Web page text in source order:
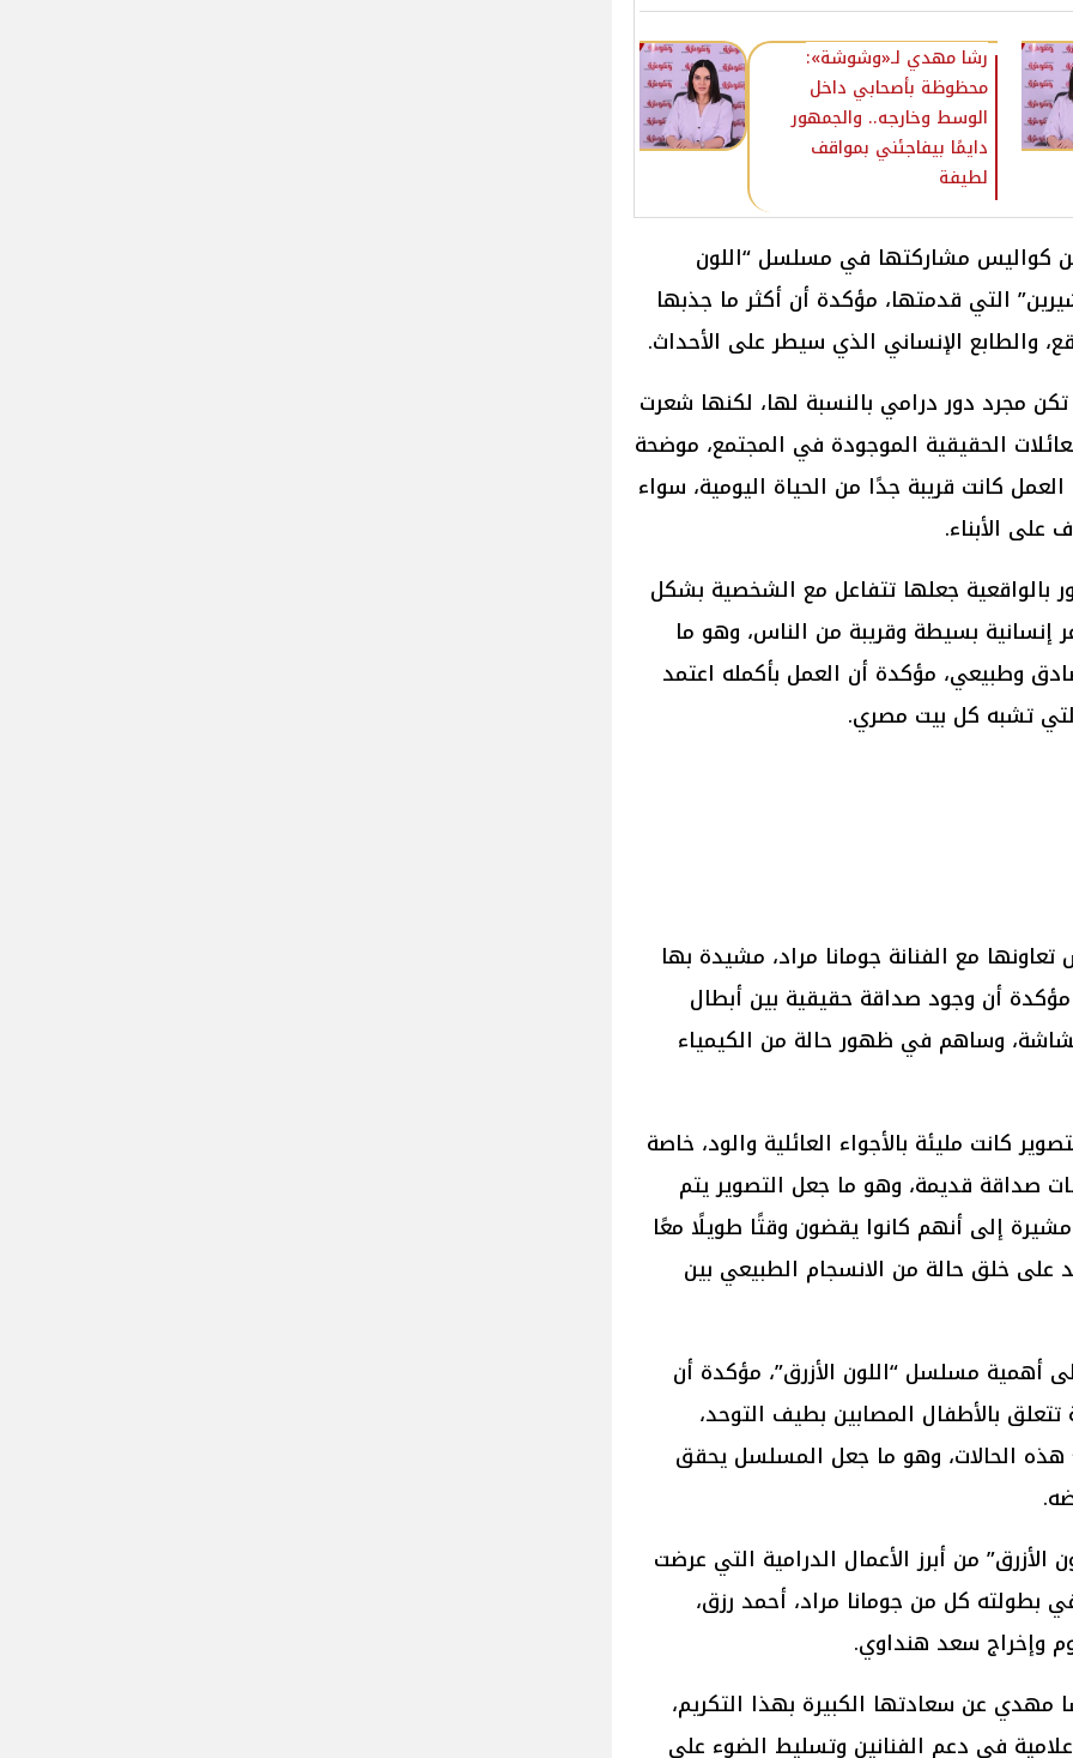
رشا مهدي لـ«وشوشة»:
محظوظة بأصحابي داخل
الوسط وخارجه.. والجمهور
دايمًا بيفاجئني بمواقف
لطيفة
كواليس مشاركتها في مسلسل “اللون
التي قدمتها، مؤكدة أن أكثر ما جذبها
والطابع الإنساني الذي سيطر على الأحداث.
مجرد دور درامي بالنسبة لها، لكنها شعرت
الحقيقية الموجودة في المجتمع، موضحة
كانت قريبة جدًا من الحياة اليومية، سواء
الأبناء.
جعلها تتفاعل مع الشخصية بشكل
إنسانية بسيطة وقريبة من الناس، وهو ما
وطبيعي، مؤكدة أن العمل بأكمله اعتمد
تشبه كل بيت مصري.
مع الفنانة جومانا مراد، مشيدة بها
أن وجود صداقة حقيقية بين أبطال
وساهم في ظهور حالة من الكيمياء
كانت مليئة بالأجواء العائلية والود، خاصة
صداقة قديمة، وهو ما جعل التصوير يتم
إلى أنهم كانوا يقضون وقتًا طويلًا معًا
على خلق حالة من الانسجام الطبيعي بين
أهمية مسلسل “اللون الأزرق”، مؤكدة أن
بالأطفال المصابين بطيف التوحد،
هذه الحالات، وهو ما جعل المسلسل يحقق
من أبرز الأعمال الدرامية التي عرضت
2026، وشارك في بطولته كل من جومانا مراد، أحمد رزق،
وإخراج سعد هنداوي.
مهدي عن سعادتها الكبيرة بهذا التكريم،
في دعم الفنانين وتسليط الضوء على